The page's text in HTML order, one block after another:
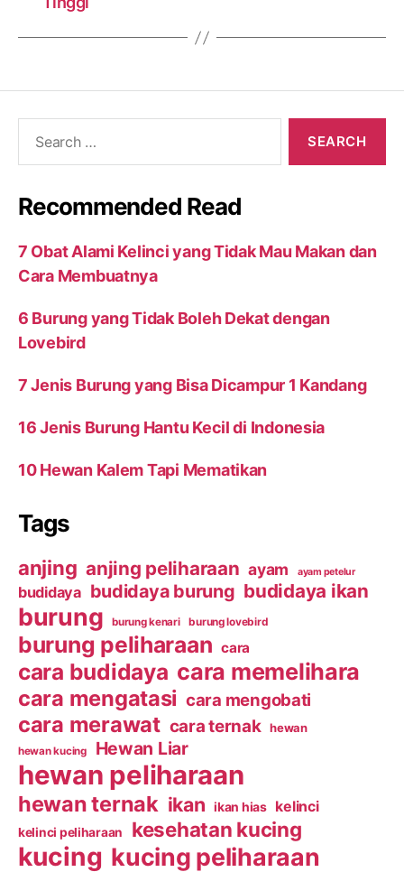
Recommended Read
7 Obat Alami Kelinci yang Tidak Mau Makan dan
Cara Membuatnya
6 Burung yang Tidak Boleh Dekat dengan
Lovebird
7 Jenis Burung yang Bisa Dicampur 1 Kandang
16 Jenis Burung Hantu Kecil di Indonesia
10 Hewan Kalem Tapi Mematikan
Tags
anjing anjing peliharaan ayam ayam petelur
budidaya budidaya burung budidaya ikan
burung burung kenari burung lovebird
burung peliharaan cara
cara budidaya cara memelihara
cara mengatasi cara mengobati
cara merawat cara ternak hewan
hewan kucing Hewan Liar
hewan peliharaan
hewan ternak ikan ikan hias kelinci
kelinci peliharaan kesehatan kucing
kucing kucing peliharaan